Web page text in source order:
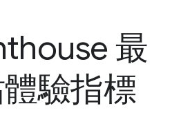
最
驗指標